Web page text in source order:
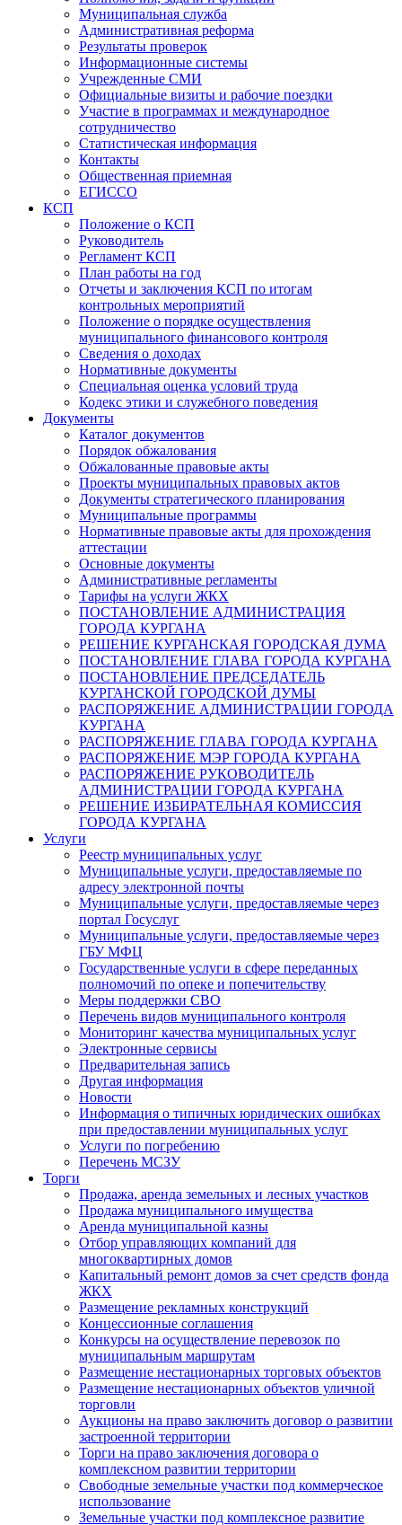
Муниципальная служба
Административная реформа
Результаты проверок
Информационные системы
Учрежденные СМИ
Официальные визиты и рабочие поездки
Участие в программах и международное
сотрудничество
Статистическая информация
Контакты
Общественная приемная
ЕГИССО
КСП
Положение о КСП
Руководитель
Регламент КСП
План работы на год
Отчеты и заключения КСП по итогам
контрольных мероприятий
Положение о порядке осуществления
муниципального финансового контроля
Сведения о доходах
Нормативные документы
Специальная оценка условий труда
Кодекс этики и служебного поведения
Документы
Каталог документов
Порядок обжалования
Обжалованные правовые акты
Проекты муниципальных правовых актов
Документы стратегического планирования
Муниципальные программы
Нормативные правовые акты для прохождения
аттестации
Основные документы
Административные регламенты
Тарифы на услуги ЖКХ
ПОСТАНОВЛЕНИЕ АДМИНИСТРАЦИЯ
ГОРОДА КУРГАНА
РЕШЕНИЕ КУРГАНСКАЯ ГОРОДСКАЯ ДУМА
ПОСТАНОВЛЕНИЕ ГЛАВА ГОРОДА КУРГАНА
ПОСТАНОВЛЕНИЕ ПРЕДСЕДАТЕЛЬ
КУРГАНСКОЙ ГОРОДСКОЙ ДУМЫ
РАСПОРЯЖЕНИЕ АДМИНИСТРАЦИИ ГОРОДА
КУРГАНА
РАСПОРЯЖЕНИЕ ГЛАВА ГОРОДА КУРГАНА
РАСПОРЯЖЕНИЕ МЭР ГОРОДА КУРГАНА
РАСПОРЯЖЕНИЕ РУКОВОДИТЕЛЬ
АДМИНИСТРАЦИИ ГОРОДА КУРГАНА
РЕШЕНИЕ ИЗБИРАТЕЛЬНАЯ КОМИССИЯ
ГОРОДА КУРГАНА
Услуги
Реестр муниципальных услуг
Муниципальные услуги, предоставляемые по
адресу электронной почты
Муниципальные услуги, предоставляемые через
портал Госуслуг
Муниципальные услуги, предоставляемые через
ГБУ МФЦ
Государственные услуги в сфере переданных
полномочий по опеке и попечительству
Меры поддержки СВО
Перечень видов муниципального контроля
Мониторинг качества муниципальных услуг
Электронные сервисы
Предварительная запись
Другая информация
Новости
Информация о типичных юридических ошибках
при предоставлении муниципальных услуг
Услуги по погребению
Перечень МСЗУ
Торги
Продажа, аренда земельных и лесных участков
Продажа муниципального имущества
Аренда муниципальной казны
Отбор управляющих компаний для
многоквартирных домов
Капитальный ремонт домов за счет средств фонда
ЖКХ
Размещение рекламных конструкций
Концессионные соглашения
Конкурсы на осуществление перевозок по
муниципальным маршрутам
Размещение нестационарных торговых объектов
Размещение нестационарных объектов уличной
торговли
Аукционы на право заключить договор о развитии
застроенной территории
Торги на право заключения договора о
комплексном развитии территории
Свободные земельные участки под коммерческое
использование
Земельные участки под комплексное развитие